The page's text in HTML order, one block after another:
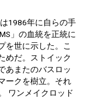
1986年に自らの手
」の血統を正統に
を世に示した。こ
めだ。ストイック
あまたのバスロッ
ークを樹立。それ
ワンメイクロッド